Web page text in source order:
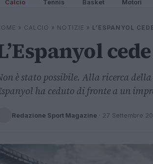
Calcio Tennis Basket Motori
» CALCIO » NOTIZIE » L’ESPANYOL
è stato possibile. Alla ricerca
ha ceduto di fronte a un
Redazione Sport Magazine · 27 Settembre